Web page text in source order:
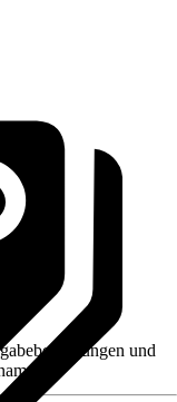
und